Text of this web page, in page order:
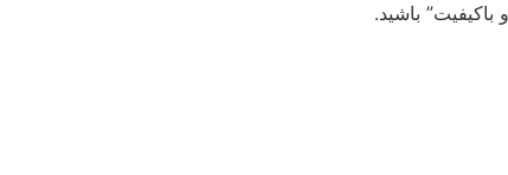
باکیفیت” باشید.